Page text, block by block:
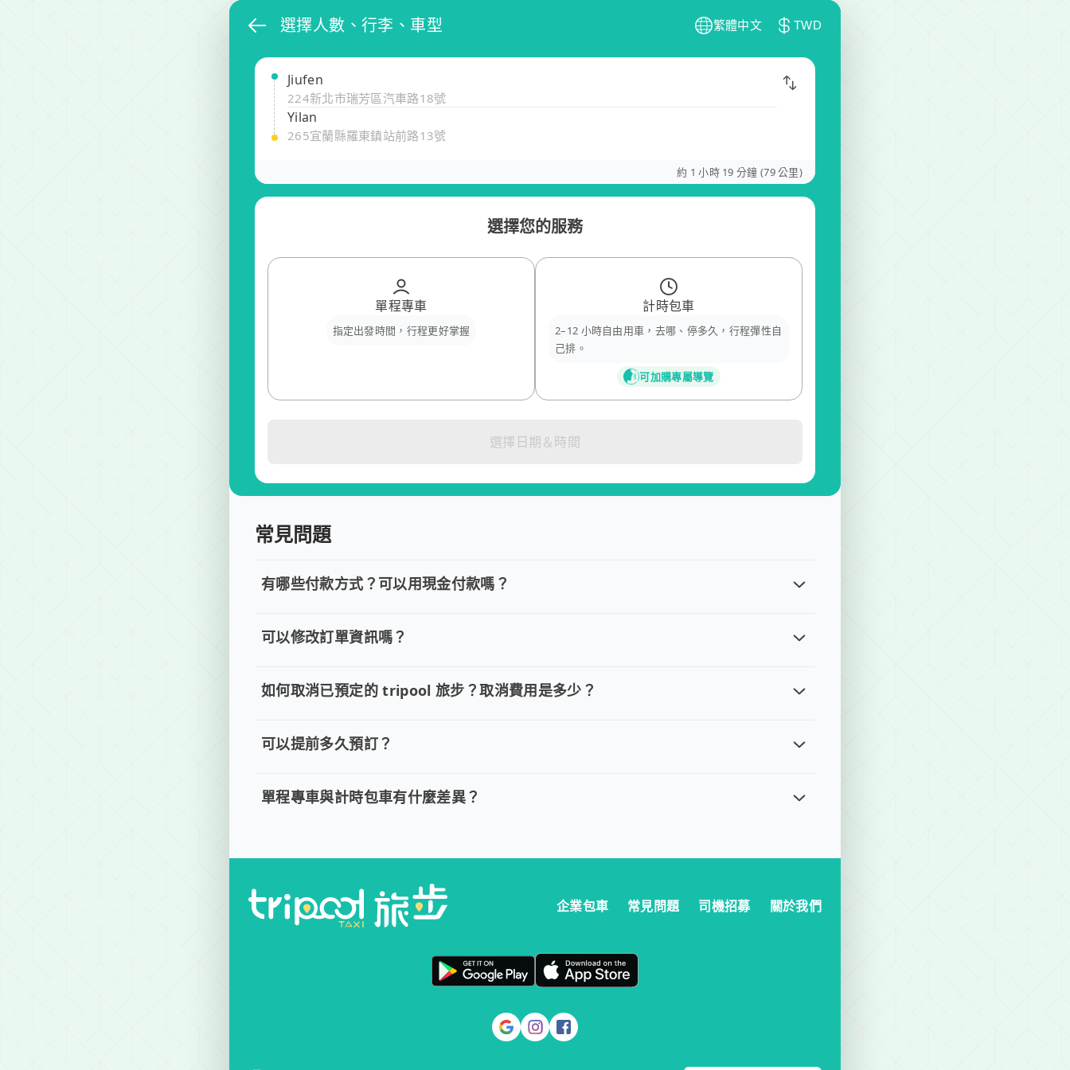
選擇人數、行李、車型 繁體中文 TWD
Jiufen
224新北市瑞芳區汽車路18號
Yilan
265宜蘭縣羅東鎮站前路13號
約 1 小時 19 分鐘 (79 公里)
選擇您的服務
單程專車
指定出發時間，行程更好掌握
計時包車
2–12 小時自由用車，去哪、停多久，行程彈性自
己排。
可加購專屬導覽
選擇日期＆時間
常見問題
有哪些付款方式？可以用現金付款嗎？
可以修改訂單資訊嗎？
如何取消已預定的 tripool 旅步？取消費用是多少？
可以提前多久預訂？
單程專車與計時包車有什麼差異？
企業包車 常見問題 司機招募 關於我們